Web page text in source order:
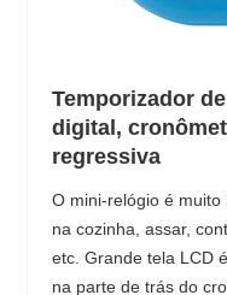
Temporizador
digital,
regressiva
O mini-relógio é
na cozinha, assar,
etc. Grande tela LCD
na parte de trás do